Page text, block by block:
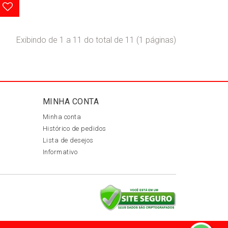
Exibindo de 1 a 11 do total de 11 (1 páginas)
MINHA CONTA
Minha conta
Histórico de pedidos
Lista de desejos
Informativo